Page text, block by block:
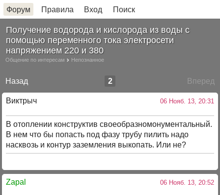
Форум Правила Вход Поиск
Получение водорода и кислорода из воды с
помощью переменного тока электросети
напряжением 220 и 380
Общение по интересам Непознанное
Назад Вперед
2
Виктрыч 06 Нояб. 13, 20:31
В отоплении конструктив своеобразномонументальный.
В нем что бы попасть под фазу трубу пилить надо
насквозь и контур заземления выкопать. Или не?
Zapal 06 Нояб. 13, 20:52